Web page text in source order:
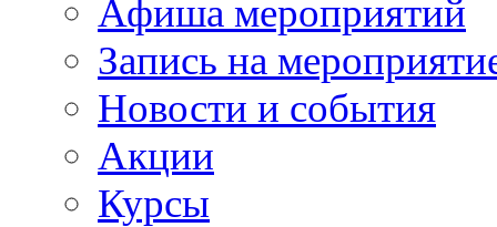
Афиша мероприятий
Запись на
Новости и события
Акции
Курсы